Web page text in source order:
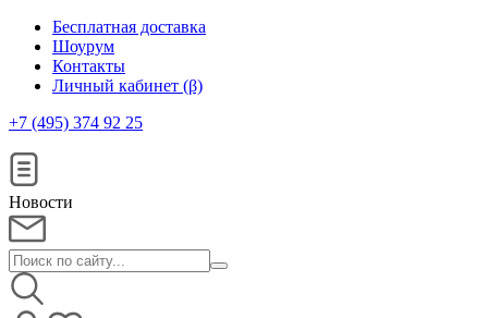
Бесплатная доставка
Шоурум
Контакты
Личный кабинет (β)
+7 (495) 374 92 25
Новости